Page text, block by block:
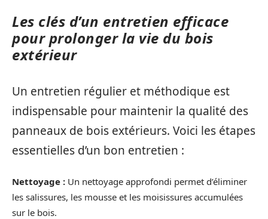
Les clés d’un entretien efficace
pour prolonger la vie du bois
extérieur
Un entretien régulier et méthodique est
indispensable pour maintenir la qualité des
panneaux de bois extérieurs. Voici les étapes
essentielles d’un bon entretien :
Nettoyage : Un nettoyage approfondi permet d’éliminer
les salissures, les mousse et les moisissures accumulées
sur le bois.